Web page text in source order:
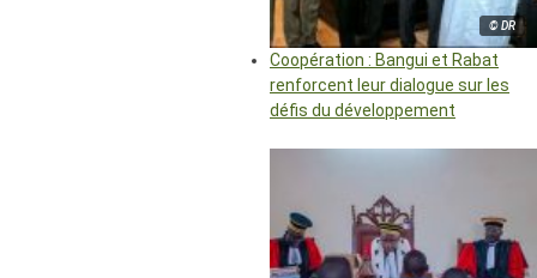
© DR
Coopération : Bangui et Rabat
renforcent leur dialogue sur les
défis du développement